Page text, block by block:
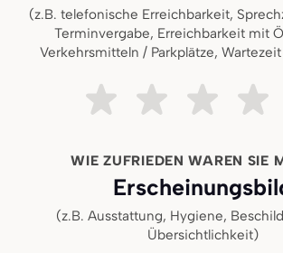
(z.B. telefonische Erreichbarkeit,
Terminvergabe, Erreichbarkeit mit
Verkehrsmitteln / Parkplätze,
Sehr unzufrieden
ZiemlichTeils teils
WIE ZUFRIEDEN WAREN SIE
(z.B. Ausstattung, Hygiene,
Übersichtlichkeit)